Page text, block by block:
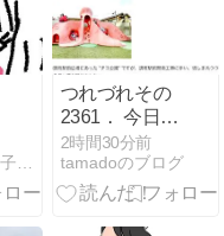
みませんか？
つれづれその
2361． 今日も
駄弁で日が暮
れる
2時間30分前
tamadoのブログ